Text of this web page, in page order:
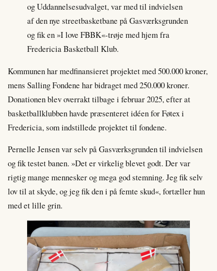
og Uddannelsesudvalget, var med til indvielsen
af den nye streetbasketbane på Gasværksgrunden
og fik en »I love FBBK«-trøje med hjem fra
Fredericia Basketball Klub.
Kommunen har medfinansieret projektet med 500.000 kroner,
mens Salling Fondene har bidraget med 250.000 kroner.
Donationen blev overrakt tilbage i februar 2025, efter at
basketballklubben havde præsenteret idéen for Føtex i
Fredericia, som indstillede projektet til fondene.
Pernelle Jensen var selv på Gasværksgrunden til indvielsen
og fik testet banen. »Det er virkelig blevet godt. Der var
rigtig mange mennesker og mega god stemning. Jeg fik selv
lov til at skyde, og jeg fik den i på femte skud«, fortæller hun
med et lille grin.